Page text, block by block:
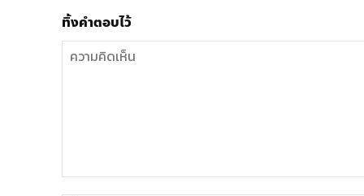
ทิ้งคำตอบไว้